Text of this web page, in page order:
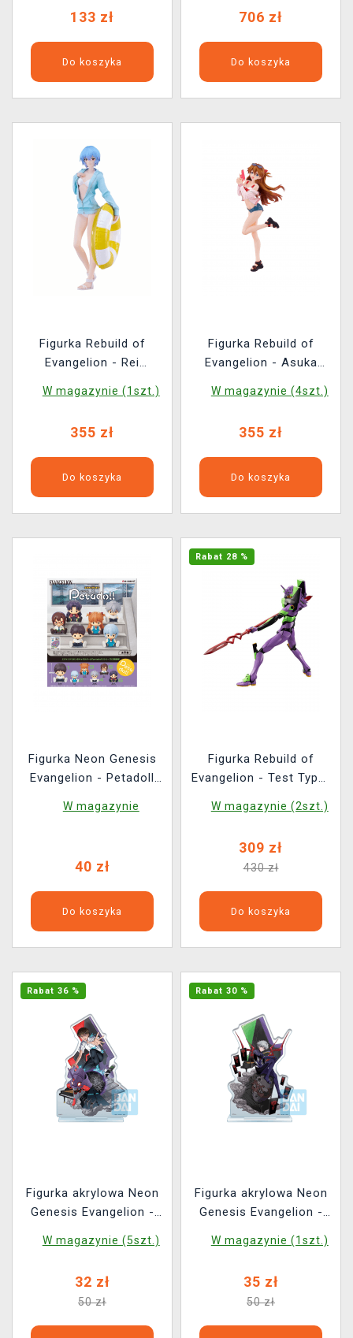
133 zł
Do koszyka
Up Parade)ion - Rei
Ayanami + Asuka
Shikinami
706 zł
Do koszyka
Figurka Rebuild of
Evangelion - Rei
Parade)
W magazynie (1szt.)
355 zł
Do koszyka
Figurka Rebuild of
Evangelion - Asuka
Up Parade)
W magazynie (4szt.)
355 zł
Do koszyka
Figurka Neon Genesis
Evangelion - Petadoll
wybór)
W magazynie
40 zł
Do koszyka
Rabat 28 %
Figurka Rebuild of
Evangelion - Test Type-
Cassius (Kotobukiya)
W magazynie (2szt.)
309 zł
430 zł
Do koszyka
Rabat 36 %
Figurka akrylowa Neon
Genesis Evangelion -
W magazynie (5szt.)
32 zł
50 zł
Rabat 30 %
Figurka akrylowa Neon
Genesis Evangelion -
W magazynie (1szt.)
35 zł
50 zł